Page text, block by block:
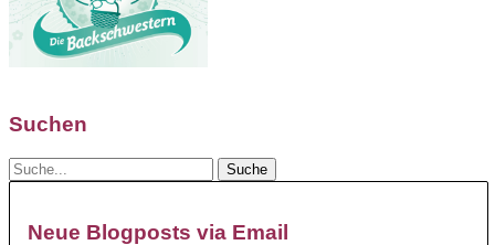
Suchen
Neue Blogposts via Email